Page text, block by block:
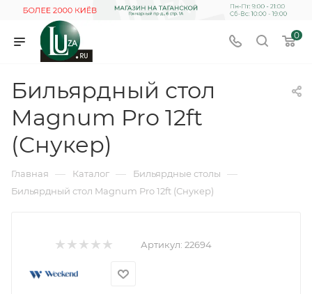
0
Бильярдный стол
Magnum Pro 12ft
(Снукер)
Главная — Каталог — Бильярдные столы —
Бильярдный стол Magnum Pro 12ft (Снукер)
Артикул: 22694